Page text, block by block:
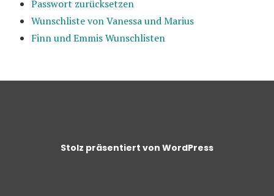
Passwort zurücksetzen
Wunschliste von Vanessa und Marius
Finn und Emmis Wunschlisten
Stolz präsentiert von WordPress